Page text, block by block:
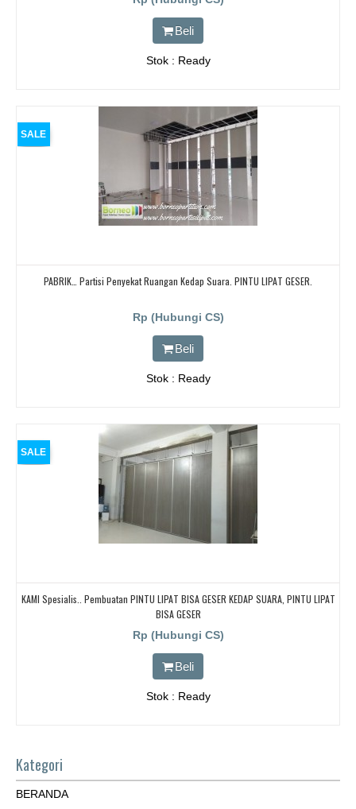
Beli
Stok : Ready
SALE
PABRIK… Partisi Penyekat Ruangan Kedap Suara. PINTU LIPAT GESER.
Rp (Hubungi CS)
Beli
Stok : Ready
SALE
KAMI Spesialis.. Pembuatan PINTU LIPAT BISA GESER KEDAP SUARA, PINTU LIPAT
BISA GESER
Rp (Hubungi CS)
Beli
Stok : Ready
Kategori
BERANDA